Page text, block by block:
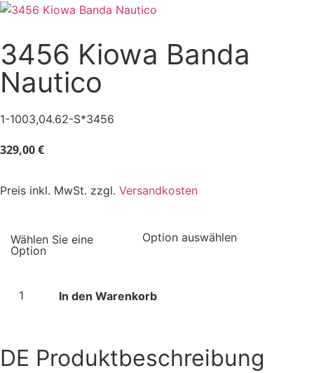
3456 Kiowa Banda
Nautico
1-1003,04.62-S*3456
329,00€
Preis inkl. MwSt. zzgl. Versandkosten
In den Warenkorb
DE Produktbeschreibung